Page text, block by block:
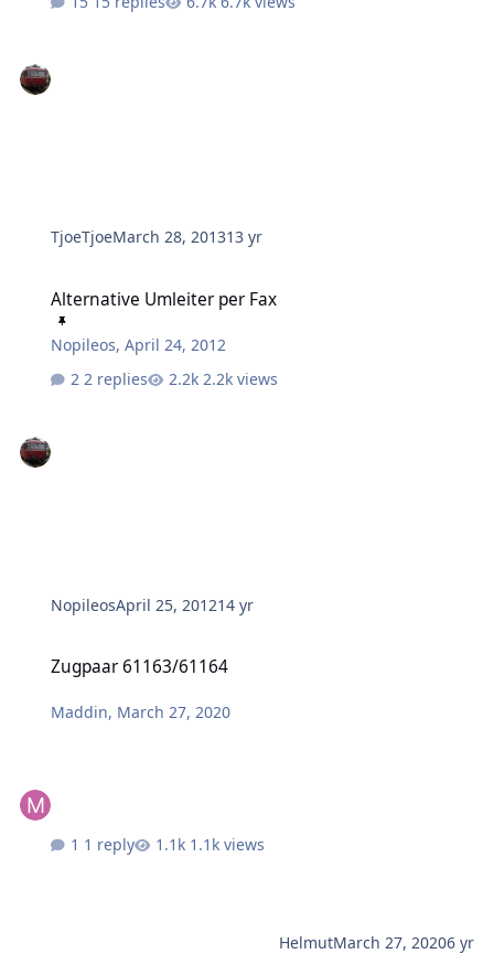
TjoeTjoeMarch 28, 201313 yr
Alternative Umleiter per Fax
Nopileos,April 24, 2012
2 replies
2.2k views
NopileosApril 25, 201214 yr
Zugpaar 61163/61164
Maddin, March 27, 2020
1 reply 1.1k views
HelmutMarch 27, 20206 yr